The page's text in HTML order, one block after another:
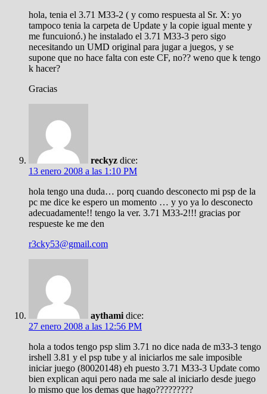
hola, tenia el 3.71 M33-2 ( y como respuesta al Sr. X: yo
tampoco tenia la carpeta de Update y la copie igual mente y
me funcuionó.) he instalado el 3.71 M33-3 pero sigo
necesitando un UMD original para jugar a juegos, y se
supone que no hace falta con este CF, no?? weno que k tengo
k hacer?
Gracias
reckyz dice:
13 enero 2008 a las 1:10 PM
hola tengo una duda… porq cuando desconecto mi psp de la
pc me dice ke espero un momento … y yo ya lo desconecto
adecuadamente!! tengo la ver. 3.71 M33-2!!! gracias por
respueste ke me den
r3cky53@gmail.com
aythami dice:
27 enero 2008 a las 12:56 PM
hola a todos tengo psp slim 3.71 no dice nada de m33-3 tengo
irshell 3.81 y el psp tube y al iniciarlos me sale imposible
iniciar juego (80020148) eh puesto 3.71 M33-3 Update como
bien explican aqui pero nada me sale al iniciarlo desde juego
lo mismo que los demas que hago?????????